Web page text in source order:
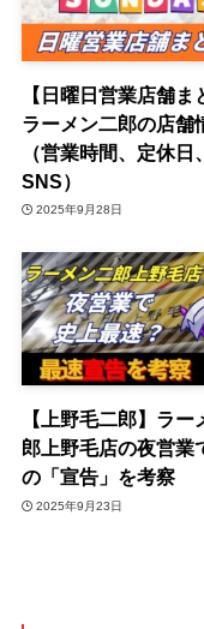
【日曜日営業店舗ま
ラーメン二郎の店舗
（営業時間、定休日
SNS）
2025年9月28日
【上野毛二郎】ラー
郎上野毛店の夜営業
の「宣告」を考察
2025年9月23日